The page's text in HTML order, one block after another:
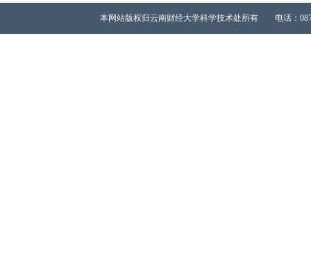
本网站版权归云南财经大学科学技术处所有 电话：